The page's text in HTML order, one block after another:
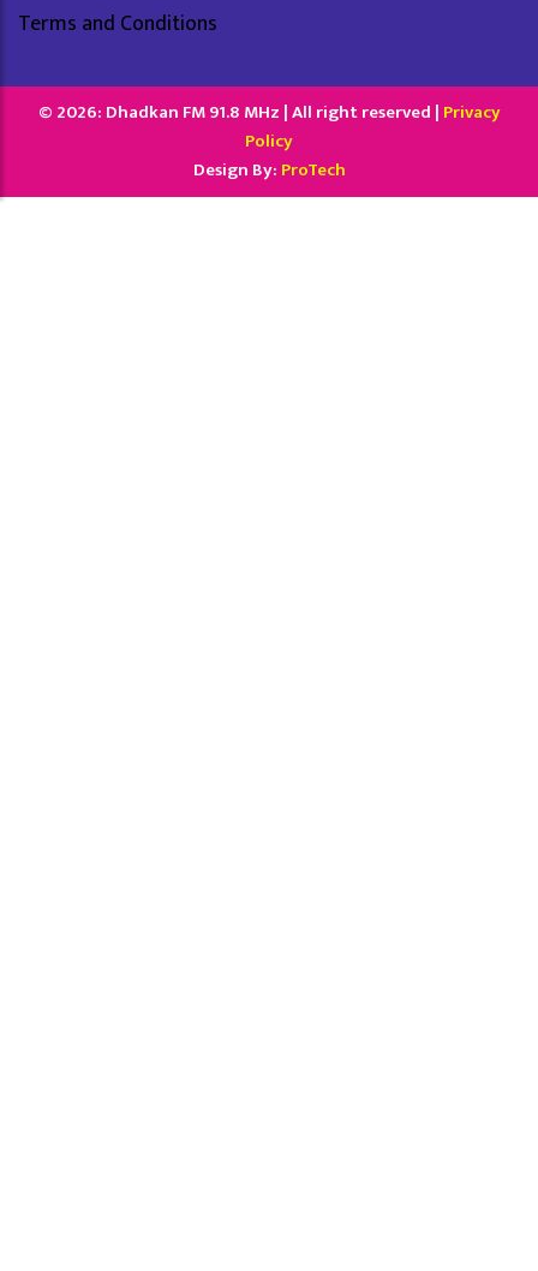
Terms and Conditions
© 2026: Dhadkan FM 91.8 MHz | All right reserved | Privacy
Policy
Design By: ProTech